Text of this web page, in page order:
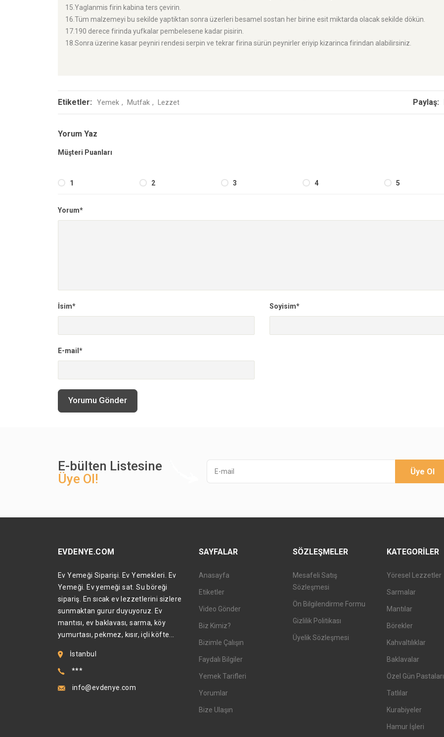
15.Yaglanmis firin kabina ters çevirin.
16.Tüm malzemeyi bu sekilde yaptiktan sonra üzerleri besamel sostan her birine esit miktarda olacak sekilde dökün.
17.190 derece firinda yufkalar pembelesene kadar pisirin.
18.Sonra üzerine kasar peyniri rendesi serpin ve tekrar firina sürün peynirler eriyip kizarinca firindan alabilirsiniz.
Etiketler: Yemek Mutfak Lezzet Paylaş:
Yorum Yaz
Müşteri Puanları
1 2 3 4 5
Yorum*
İsim* Soyisim*
E-mail*
Yorumu Gönder
E-bülten Listesine
Üye Ol!
Üye Ol
EVDENYE.COM
Ev Yemeği Siparişi. Ev Yemekleri. Ev
Yemeği. Ev yemeği sat. Su böreği
sipariş. En sıcak ev lezzetlerini sizlere
sunmaktan gurur duyuyoruz. Ev
mantısı, ev baklavası, sarma, köy
yumurtası, pekmez, kısır, içli köfte...
İstanbul
***
info@evdenye.com
SAYFALAR
Anasayfa
Etiketler
Video Gönder
Biz Kimiz?
Bizimle Çalışın
Faydalı Bilgiler
Yemek Tarifleri
Yorumlar
Bize Ulaşın
SÖZLEŞMELER
Mesafeli Satış
Sözleşmesi
Ön Bilgilendirme Formu
Gizlilik Politikası
Üyelik Sözleşmesi
KATEGORILER
Yöresel Lezzetler
Sarmalar
Mantılar
Börekler
Kahvaltılıklar
Baklavalar
Özel Gün Pastaları
Tatlılar
Kurabiyeler
Hamur İşleri